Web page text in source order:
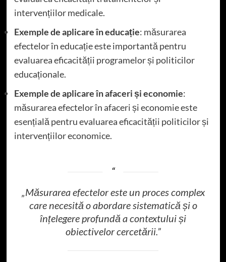
intervențiilor medicale.
Exemple de aplicare în educație: măsurarea
efectelor în educație este importantă pentru
evaluarea eficacității programelor și politicilor
educaționale.
Exemple de aplicare în afaceri și economie:
măsurarea efectelor în afaceri și economie este
esențială pentru evaluarea eficacității politicilor și
intervențiilor economice.
„Măsurarea efectelor este un proces complex
care necesită o abordare sistematică și o
înțelegere profundă a contextului și
obiectivelor cercetării.”